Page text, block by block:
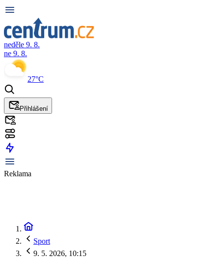
neděle 9. 8.
ne 9. 8.
27°C
Přihlášení
Reklama
Sport
9. 5. 2026, 10:15